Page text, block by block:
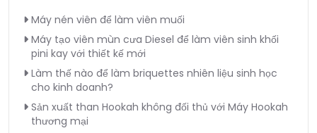
Máy nén viên để làm viên muối
Máy tạo viên mùn cưa Diesel để làm viên sinh khối
pini kay với thiết kế mới
Làm thế nào để làm briquettes nhiên liệu sinh học
cho kinh doanh?
Sản xuất than Hookah không đối thủ với Máy Hookah
thương mại